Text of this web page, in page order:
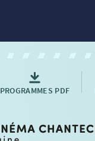
PROGRAMMES PDF